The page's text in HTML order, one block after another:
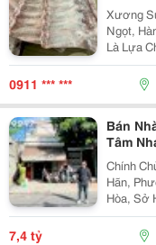
Xương
Ngọt, Hàng Chính
Là Lựa
Công
Dày,
Tự
0911 *** ***
Bán
Tâm
Tỷ
Chính
Hãn,
Hòa, Sở
Cửa
7,4 tỷ